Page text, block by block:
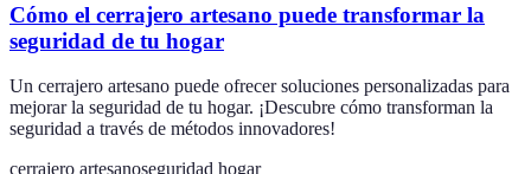
Cómo el cerrajero artesano puede transformar la
seguridad de tu hogar
Un cerrajero artesano puede ofrecer soluciones personalizadas para
mejorar la seguridad de tu hogar. ¡Descubre cómo transforman la
seguridad a través de métodos innovadores!
cerrajero artesanoseguridad hogar